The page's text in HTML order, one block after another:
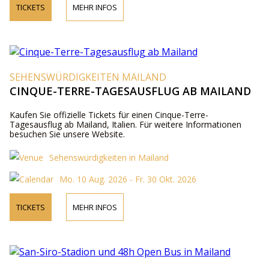
TICKETS MEHR INFOS
SEHENSWÜRDIGKEITEN MAILAND
CINQUE-TERRE-TAGESAUSFLUG AB MAILAND
Kaufen Sie offizielle Tickets für einen Cinque-Terre-
Tagesausflug ab Mailand, Italien. Für weitere Informationen
besuchen Sie unsere Website.
Sehenswürdigkeiten in Mailand
Mo. 10 Aug. 2026 - Fr. 30 Okt. 2026
TICKETS MEHR INFOS